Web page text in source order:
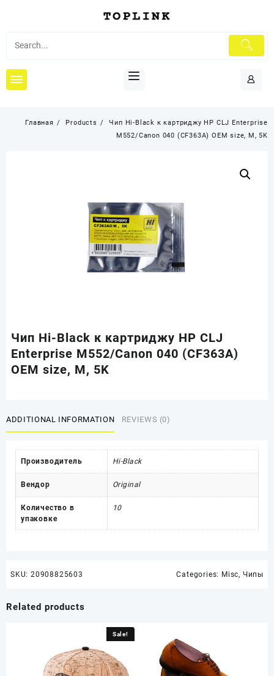
содержимому
Главная Products
Чип Hi-Black к картриджу HP CLJ Enterprise
M552/Canon 040 (CF363A) OEM size, M, 5K
Чип Hi-Black к картриджу HP CLJ
Enterprise M552/Canon 040 (CF363A)
OEM size, M, 5K
ADDITIONAL INFORMATION REVIEWS (0)
Производитель Hi-Black
Вендор Original
Количество в
упаковке
10
SKU: 20908825603 Categories: Misc, Чипы
Related products
Sale!